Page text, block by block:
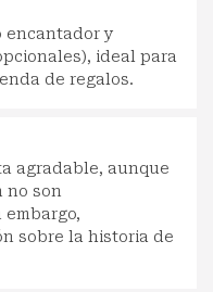
encantador y
ideal para
de regalos.
agradable, aunque
no son
sobre la historia de